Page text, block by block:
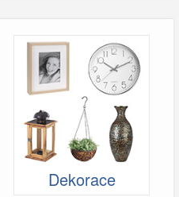
Dekorace